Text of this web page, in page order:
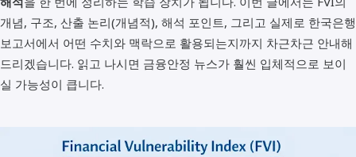
개념, 구조, 산출 논리(개념적), 해석 포인트, 그리고 실제로 한국은행
보고서에서 어떤 수치와 맥락으로 활용되는지까지 차근차근 안내해
드리겠습니다. 읽고 나시면 금융안정 뉴스가 훨씬 입체적으로 보이
실 가능성이 큽니다.